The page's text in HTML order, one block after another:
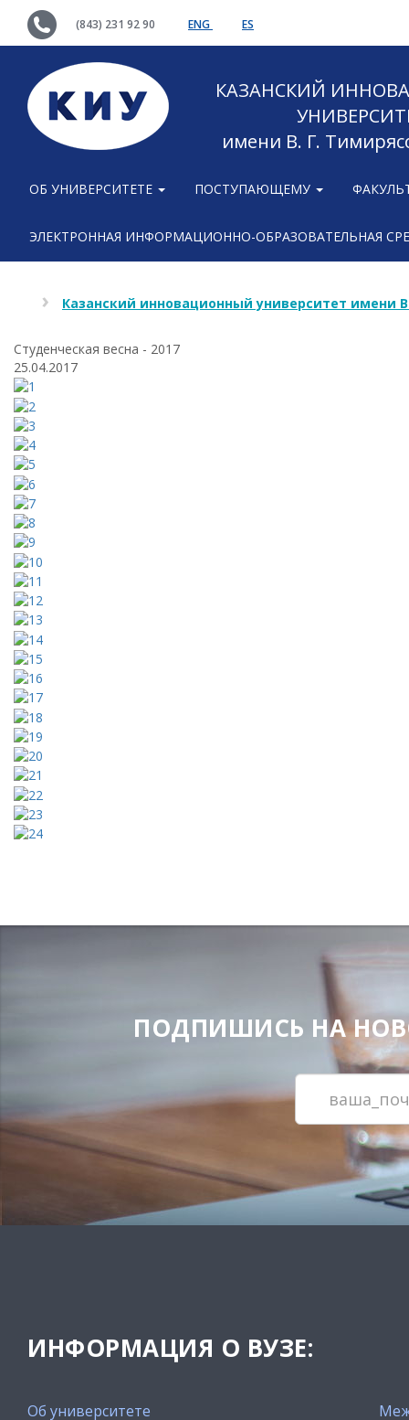
(843) 231 92 90 ENG ES
КАЗАНСКИЙ
имени В. Г.
ОБ УНИВЕРСИТЕТЕ ПОСТУПАЮЩЕМУ
ЭЛЕКТРОННАЯ ИНФОРМАЦИОННО-ОБРАЗОВАТЕЛЬНАЯ
Казанский инновационный университет имени
Студенческая весна - 2017
25.04.2017
ПОДПИШИСЬ НА
ИНФОРМАЦИЯ О ВУЗЕ:
Об университете